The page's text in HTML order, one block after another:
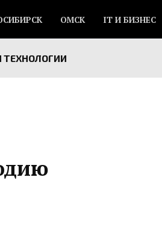
ОМСК IT И БИЗНЕС
ТЕХНОЛОГИИ